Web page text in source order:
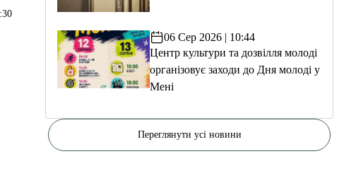
06 Сер 2026 | 10:44
Центр культури та дозвілля молоді
організовує заходи до Дня молоді у
Мені
Переглянути усі новини